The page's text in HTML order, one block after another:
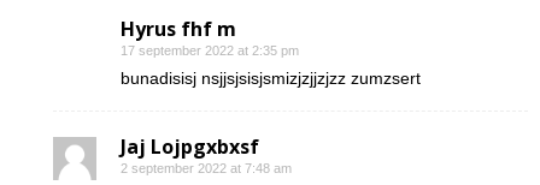
Hyrus fhf m
17 september 2022 at 2:35 pm
bunadisisj nsjjsjsisjsmizjzjjzjzz zumzsert
Jaj Lojpgxbxsf
2 september 2022 at 7:48 am